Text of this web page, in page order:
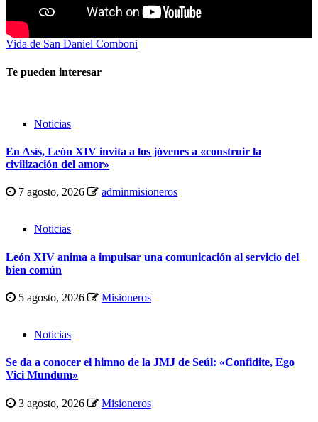
Vida de San Daniel Comboni
Te pueden interesar
Noticias
En Asís, León XIV invita a los jóvenes a «construir la
civilización del amor»
7 agosto, 2026 adminmisioneros
Noticias
León XIV anima a impulsar una comunicación al servicio del
bien común
5 agosto, 2026 Misioneros
Noticias
Se da a conocer el himno de la JMJ de Seúl: «Confidite, Ego
Vici Mundum»
3 agosto, 2026 Misioneros